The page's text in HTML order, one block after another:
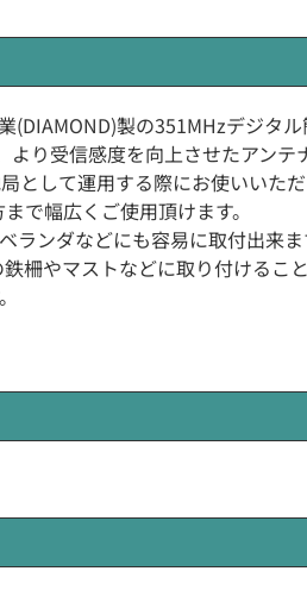
製の351MHzデジタル
り受信感度を向上させたアンテ
して運用する際にお使いいた
で幅広くご使用頂けます。
ンダなどにも容易に取付出来ま
柵やマストなどに取り付けること